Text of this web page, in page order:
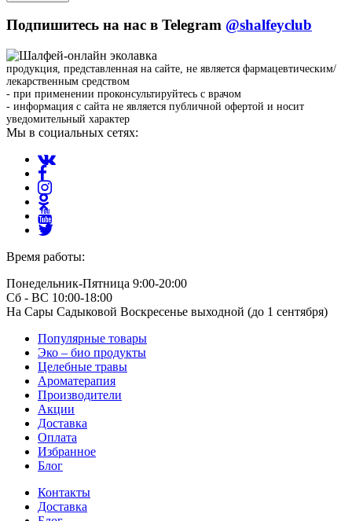
Подпишитесь на нас в Telegram @shalfeyclub
продукция, представленная на сайте, не является фармацевтическим/
лекарственным средством
- при применении проконсультируйтесь с врачом
- информация с сайта не является публичной офертой и носит
уведомительный характер
Мы в социальных сетях:
Время работы:
Понедельник-Пятница 9:00-20:00
Сб - ВС 10:00-18:00
На Сары Садыковой Воскресенье выходной (до 1 сентября)
Популярные товары
Эко – био продукты
Целебные травы
Ароматерапия
Производители
Акции
Доставка
Оплата
Избранное
Блог
Контакты
Доставка